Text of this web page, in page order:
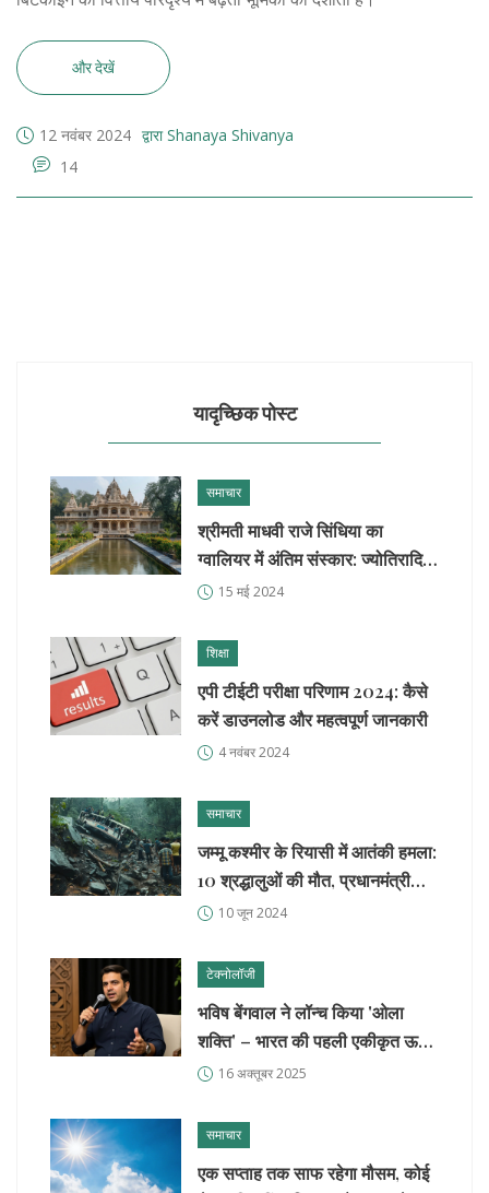
और देखें
12 नवंबर 2024 द्वारा Shanaya Shivanya
14
यादृच्छिक पोस्ट
समाचार
श्रीमती माधवी राजे सिंधिया का
ग्वालियर में अंतिम संस्कार: ज्योतिरादित्य
सिंधिया की माता को अंतिम विदाई
15 मई 2024
शिक्षा
एपी टीईटी परीक्षा परिणाम 2024: कैसे
करें डाउनलोड और महत्वपूर्ण जानकारी
4 नवंबर 2024
समाचार
जम्मू कश्मीर के रियासी में आतंकी हमला:
10 श्रद्धालुओं की मौत, प्रधानमंत्री
मोदी ने कड़ी निंदा की
10 जून 2024
टेक्नोलॉजी
भविष बेंगवाल ने लॉन्च किया 'ओला
शक्ति' – भारत की पहली एकीकृत ऊर्जा
प्रणाली16 अक्तूबर 2025
समाचार
एक सप्ताह तक साफ रहेगा मौसम, कोई